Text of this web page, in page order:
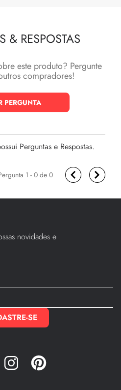
& RESPOSTAS
este produto? Pergunte
compradores!
PERGUNTA
Perguntas e Respostas.
1 - 0de 0
novidades e
SE